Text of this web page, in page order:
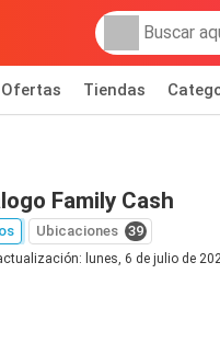
Ofertas Tiendas
Family Cash
Ubicaciones 39
lunes, 6 de julio de